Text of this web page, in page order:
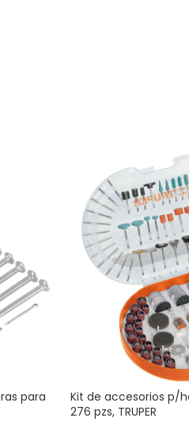
para
Kit de accesorios p/
276 pzs, TRUPER